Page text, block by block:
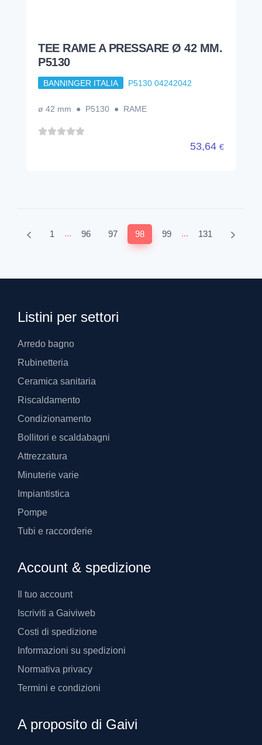
TEE RAME A PRESSARE Ø 42 MM.
P5130
BANNINGER ITALIA P5130 04242042
ø 42 mm ● P5130 ● RAME
53,64 €
1 ... 96 97 98 99 ... 131
Listini per settori
Arredo bagno
Rubinetteria
Ceramica sanitaria
Riscaldamento
Condizionamento
Bollitori e scaldabagni
Attrezzatura
Minuterie varie
Impiantistica
Pompe
Tubi e raccorderie
Account & spedizione
Il tuo account
Iscriviti a Gaiviweb
Costi di spedizione
Informazioni su spedizioni
Normativa privacy
Termini e condizioni
A proposito di Gaivi